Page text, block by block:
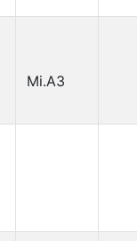
Mi.A3